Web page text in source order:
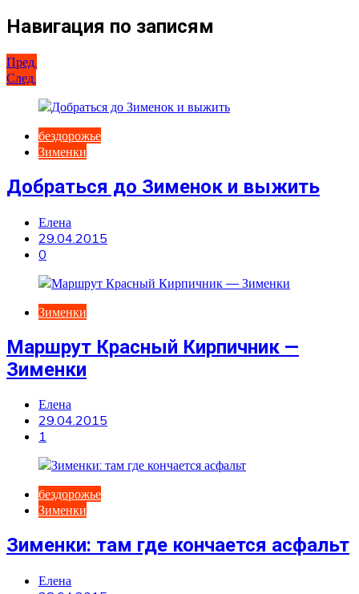
Навигация по записям
Пред.
След.
бездорожье
Зименки
Добраться до Зименок и выжить
Елена
29.04.2015
0
Зименки
Маршрут Красный Кирпичник —
Зименки
Елена
29.04.2015
1
бездорожье
Зименки
Зименки: там где кончается асфальт
Елена